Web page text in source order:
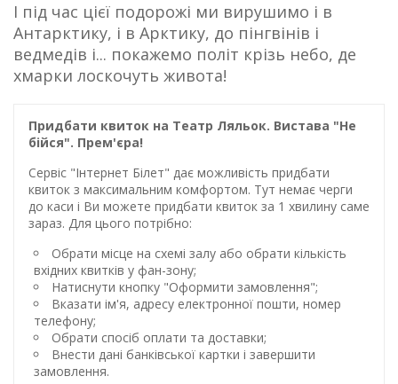
І під час цієї подорожі ми вирушимо і в
Антарктику, і в Арктику, до пінгвінів і
ведмедів і... покажемо політ крізь небо, де
хмарки лоскочуть живота!
Придбати квиток на Театр Ляльок. Вистава "Не
бійся". Прем'єра!
Сервіс "Інтернет Білет" дає можливість придбати
квиток з максимальним комфортом. Тут немає черги
до каси і Ви можете придбати квиток за 1 хвилину саме
зараз. Для цього потрібно:
Обрати місце на схемі залу або обрати кількість
вхідних квитків у фан-зону;
Натиснути кнопку "Оформити замовлення";
Вказати ім'я, адресу електронної пошти, номер
телефону;
Обрати спосіб оплати та доставки;
Внести дані банківської картки і завершити
замовлення.